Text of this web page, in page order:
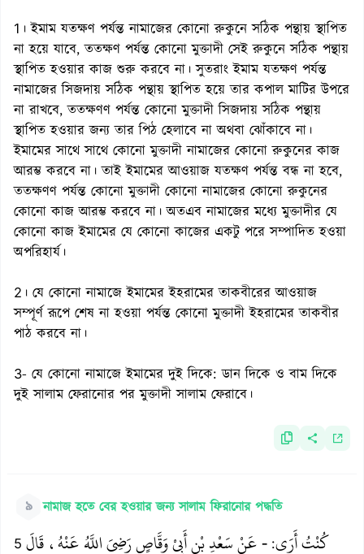
1। ইমাম যতক্ষণ পর্যন্ত নামাজের কোনো রুকুনে সঠিক পন্থায় স্থাপিত
না হয়ে যাবে, ততক্ষণ পর্যন্ত কোনো মুক্তাদী সেই রুকুনে সঠিক পন্থায়
স্থাপিত হওয়ার কাজ শুরু করবে না। সুতরাং ইমাম যতক্ষণ পর্যন্ত
নামাজের সিজদায় সঠিক পন্থায় স্থাপিত হয়ে তার কপাল মাটির উপরে
না রাখবে, ততক্ষণণ পর্যন্ত কোনো মুক্তাদী সিজদায় সঠিক পন্থায়
স্থাপিত হওয়ার জন্য তার পিঠ হেলাবে না অথবা ঝোঁকাবে না।
ইমামের সাথে সাথে কোনো মুক্তাদী নামাজের কোনো রুকুনের কাজ
আরম্ভ করবে না। তাই ইমামের আওয়াজ যতক্ষণ পর্যন্ত বন্ধ না হবে,
ততক্ষণণ পর্যন্ত কোনো মুক্তাদী কোনো নামাজের কোনো রুকুনের
কোনো কাজ আরম্ভ করবে না। অতএব নামাজের মধ্যে মুক্তাদীর যে
কোনো কাজ ইমামের যে কোনো কাজের একটু পরে সম্পাদিত হওয়া
অপরিহার্য।
2। যে কোনো নামাজে ইমামের ইহরামের তাকবীরের আওয়াজ
সম্পূর্ণ রূপে শেষ না হওয়া পর্যন্ত কোনো মুক্তাদী ইহরামের তাকবীর
পাঠ করবে না।
3- যে কোনো নামাজে ইমামের দুই দিকে: ডান দিকে ও বাম দিকে
দুই সালাম ফেরানোর পর মুক্তাদী সালাম ফেরাবে।
৯ নামাজ হতে বের হওয়ার জন্য সালাম ফিরানোর পদ্ধতি
5 - عَنْ سَعْدِ بْنِ أَبِيْ وَقَّاصٍ رَضِيَ اللَّهُ عَنْهُ، قَالَ :كُنْتُ أَرَى